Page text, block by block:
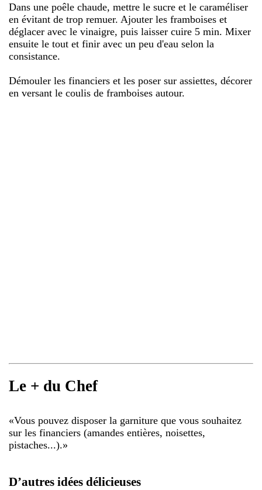
Dans une poêle chaude, mettre le sucre et le caraméliser
en évitant de trop remuer. Ajouter les framboises et
déglacer avec le vinaigre, puis laisser cuire 5 min. Mixer
ensuite le tout et finir avec un peu d'eau selon la
consistance.
Démouler les financiers et les poser sur assiettes, décorer
en versant le coulis de framboises autour.
Le + du Chef
«Vous pouvez disposer la garniture que vous souhaitez
sur les financiers (amandes entières, noisettes,
pistaches...).»
D’autres idées délicieuses